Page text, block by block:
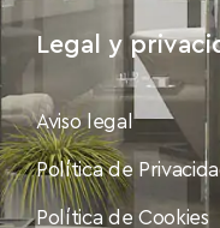
Legal y
Aviso legal
Política de
Política de Cookies